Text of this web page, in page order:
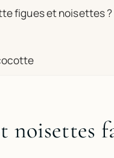
figues et noisettes ?
noisettes